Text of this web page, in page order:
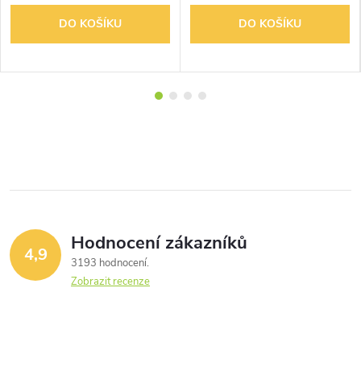
DO KOŠÍKU DO KOŠÍKU
4,9 Hodnocení zákazníků
3193 hodnocení
Zobrazit recenze